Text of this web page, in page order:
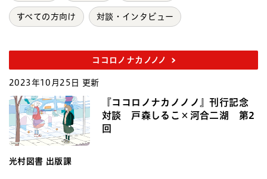
すべての方向け 対談・インタビュー
ココロノナカノノノ
2023年10月25日 更新
『ココロノナカノノノ』刊行記念
対談 戸森しるこ×河合二湖 第2
回
光村図書 出版課